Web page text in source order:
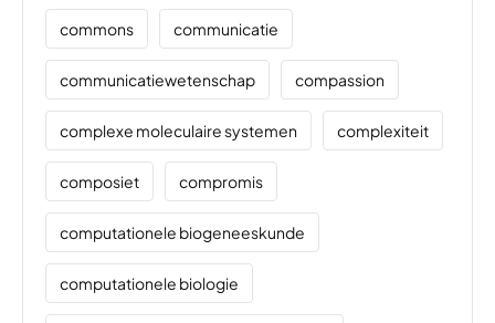
commons communicatie
communicatiewetenschap compassion
complexe moleculaire systemen complexiteit
composiet compromis
computationele biogeneeskunde
computationele biologie